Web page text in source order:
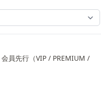
員先行（VIP / PREMIUM /